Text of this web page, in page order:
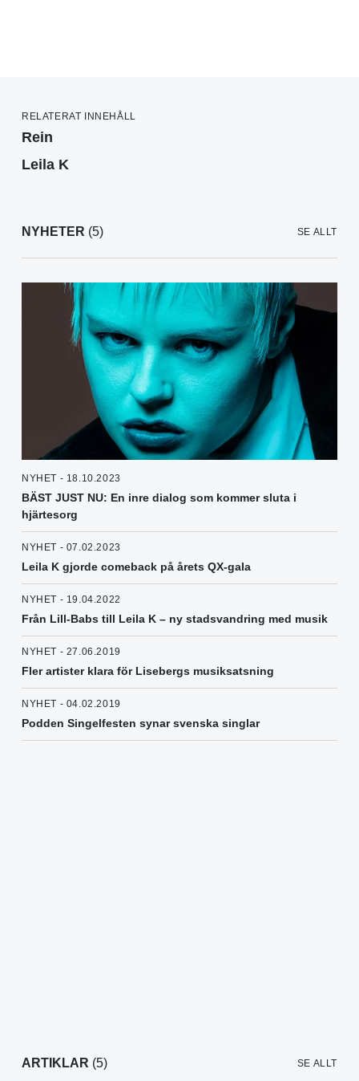
RELATERAT INNEHÅLL
Rein
Leila K
NYHETER (5) SE ALLT
NYHET - 18.10.2023
BÄST JUST NU: En inre dialog som kommer sluta i
hjärtesorg
NYHET - 07.02.2023
Leila K gjorde comeback på årets QX-gala
NYHET - 19.04.2022
Från Lill-Babs till Leila K – ny stadsvandring med musik
NYHET - 27.06.2019
Fler artister klara för Lisebergs musiksatsning
NYHET - 04.02.2019
Podden Singelfesten synar svenska singlar
ARTIKLAR (5) SE ALLT